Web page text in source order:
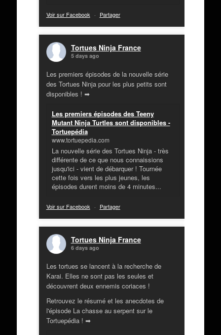
Voir sur Facebook · Partager
Tortues Ninja France
5 days ago
Les premiers épisodes de la nouvelle série
des Tortues Ninja pour les plus petits sont
disponibles ! ➡
Les premiers épisodes des Teeny
Mutant Ninja Turtles sont disponibles -
Tortuepédia
www.tortuepedia.com
La nouvelle série des Tortues Ninja - très
différente de ce que nous connaissions
jusqu'ici - vient de débarquer ! Tournée
cette fois vers les plus jeunes, les
épisodes durent moins de 4 minutes...
Voir sur Facebook · Partager
Tortues Ninja France
6 days ago
Les tortues se lancent à la recherche de
Karai. Elles ne sont pas les seules et
découvrent deux ennemis coriaces !
Retrouvez le résumé et les anecdotes de
l'épisode La chasse au serpent sur le
Tortuepédia ! ➡